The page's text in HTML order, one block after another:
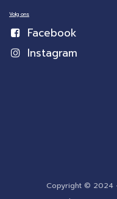
Volg ons
Facebook
Instagram
Copyright © 2024